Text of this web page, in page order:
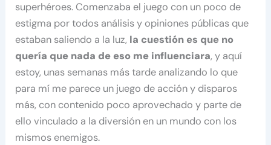
superhéroes. Comenzaba el juego con un poco de
estigma por todos análisis y opiniones públicas que
estaban saliendo a la luz, la cuestión es que no
quería que nada de eso me influenciara, y aquí
estoy, unas semanas más tarde analizando lo que
para mí me parece un juego de acción y disparos
más, con contenido poco aprovechado y parte de
ello vinculado a la diversión en un mundo con los
mismos enemigos.